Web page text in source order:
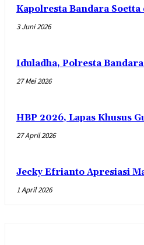
Kapolresta Bandara Soetta
3 Juni 2026
Iduladha, Polresta
27 Mei 2026
HBP 2026, Lapas Khusus
27 April 2026
Jecky Efrianto Apresiasi
1 April 2026